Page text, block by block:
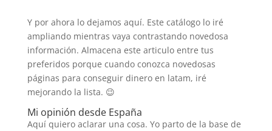
Y por ahora lo dejamos aquí. Este catálogo lo iré
ampliando mientras vaya contrastando novedosa
información. Almacena este articulo entre tus
preferidos porque cuando conozca novedosas
páginas para conseguir dinero en latam, iré
mejorando la lista. 😉
Mi opinión desde España
Aquí quiero aclarar una cosa. Yo parto de la base de